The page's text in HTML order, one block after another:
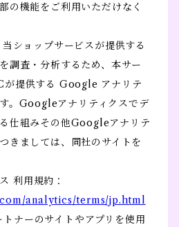
の機能をご利用いただけなく
当ショップサービスが提供する
調査・分析するため、本サー
提供する Google アナリテ
。Googleアナリティクスでデ
仕組みその他Googleアナリテ
きましては、同社のサイトを
利用規約：
analytics/terms/jp.html
ナーのサイトやアプリを使用